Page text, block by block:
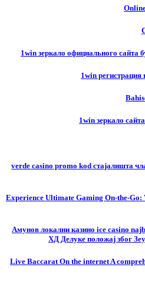
1win зеркало официального сайта
1win регистрация
1win зеркало
20+ verde casino promo kod стајалишта
Experience Ultimate Gaming On-the-
Амунов локални казино ice casino
ХД Делуке положај због
Live Baccarat On the internet A